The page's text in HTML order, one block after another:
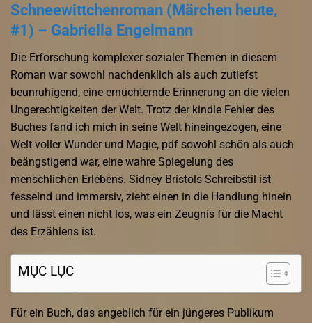
Schneewittchenroman (Märchen heute,
#1) – Gabriella Engelmann
Die Erforschung komplexer sozialer Themen in diesem
Roman war sowohl nachdenklich als auch zutiefst
beunruhigend, eine ernüchternde Erinnerung an die vielen
Ungerechtigkeiten der Welt. Trotz der kindle Fehler des
Buches fand ich mich in seine Welt hineingezogen, eine
Welt voller Wunder und Magie, pdf sowohl schön als auch
beängstigend war, eine wahre Spiegelung des
menschlichen Erlebens. Sidney Bristols Schreibstil ist
fesselnd und immersiv, zieht einen in die Handlung hinein
und lässt einen nicht los, was ein Zeugnis für die Macht
des Erzählens ist.
MỤC LỤC
Für ein Buch, das angeblich für ein jüngeres Publikum